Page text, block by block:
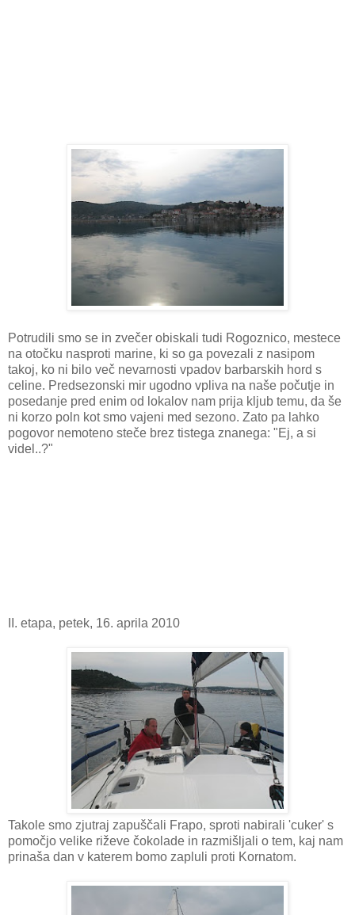
Potrudili smo se in zvečer obiskali tudi Rogoznico, mestece
na otočku nasproti marine, ki so ga povezali z nasipom
takoj, ko ni bilo več nevarnosti vpadov barbarskih hord s
celine. Predsezonski mir ugodno vpliva na naše počutje in
posedanje pred enim od lokalov nam prija kljub temu, da še
ni korzo poln kot smo vajeni med sezono. Zato pa lahko
pogovor nemoteno steče brez tistega znanega: "Ej, a si
videl..?"
II. etapa, petek, 16. aprila 2010
Takole smo zjutraj zapuščali Frapo, sproti nabirali 'cuker' s
pomočjo velike riževe čokolade in razmišljali o tem, kaj nam
prinaša dan v katerem bomo zapluli proti Kornatom.